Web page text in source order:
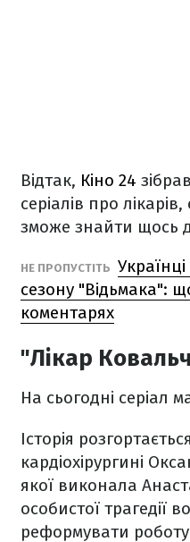
Відтак, Кіно 24
серіалів про
зможе знайти щось
НЕ ПРОПУСТІТЬ
сезону "Відьмака":
коментарях
"Лікар
На сьогодні серіал
Історія
кардіохірургині
якої виконала
особистої трагедії
реформувати